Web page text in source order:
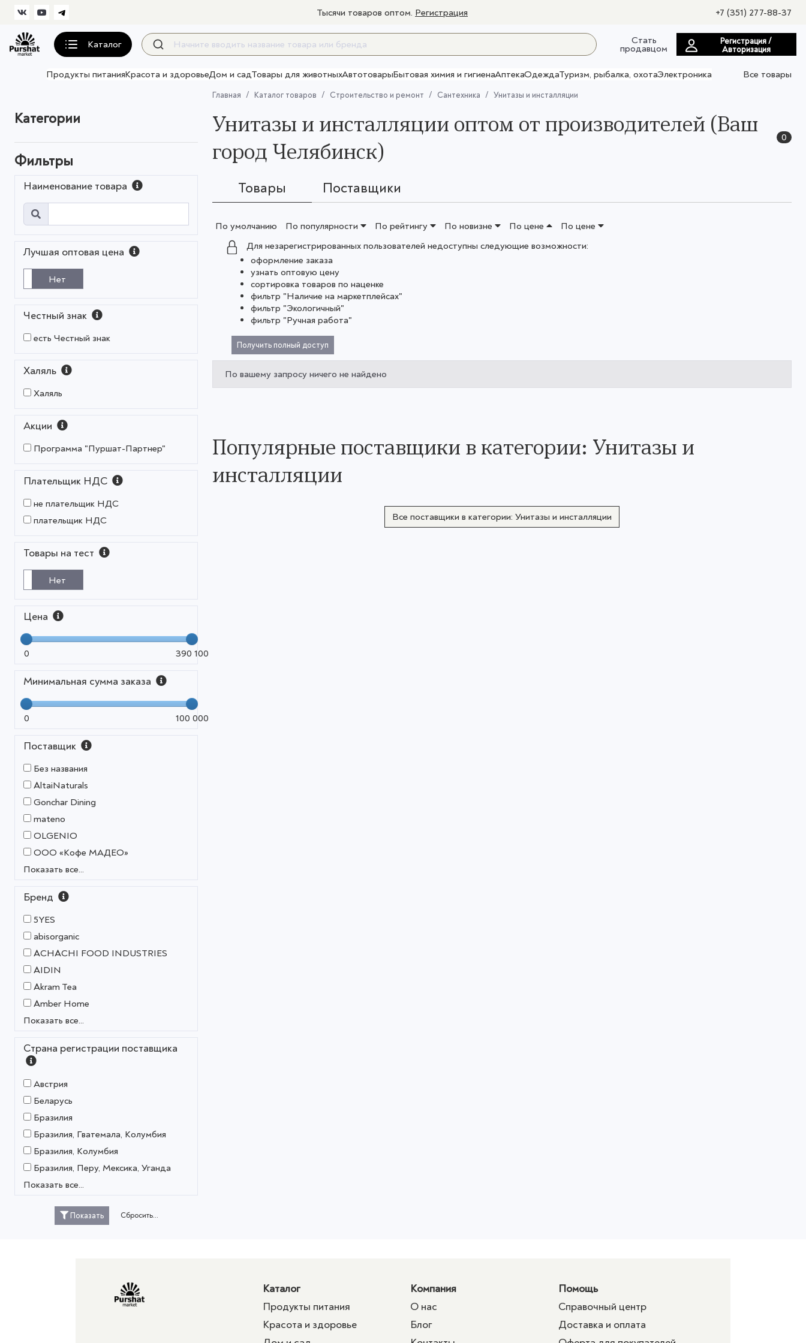
Тысячи товаров оптом. Регистрация +7 (351) 277-88-37
Каталог Стать
продавцом
Регистрация /
Авторизация
Продукты питанияКрасота и здоровьеДом и садТовары для животныхАвтотоварыБытовая химия и гигиенаАптекаОдеждаТуризм, рыбалка, охотаЭлектроника
Все товары
Главная Каталог товаров Строительство и ремонт Сантехника Унитазы и инсталляции
Категории
Фильтры
Наименование товара
Лучшая оптовая цена
Нет
Честный знак
есть Честный знак
Халяль
Халяль
Акции
Программа "Пуршат-Партнер"
Плательщик НДС
не плательщик НДС
плательщик НДС
Товары на тест
Нет
Цена
0 390 100
Минимальная сумма заказа
0 100 000
Поставщик
Без названия
AltaiNaturals
Gonchar Dining
mateno
OLGENIO
OOO «Кофе МАДЕО»
Показать все...
Бренд
5YES
abisorganic
ACHACHI FOOD INDUSTRIES
AIDIN
Akram Tea
Amber Home
Показать все...
Страна регистрации поставщика
Австрия
Беларусь
Бразилия
Бразилия, Гватемала, Колумбия
Бразилия, Колумбия
Бразилия, Перу, Мексика, Уганда
Показать все...
Показать Сбросить...
Унитазы и инсталляции оптом от производителей (Ваш
город Челябинск)
0
Товары Поставщики
По умолчанию По популярности По рейтингу По новизне По цене
По цене
Для незарегистрированных пользователей недоступны следующие возможности:
оформление заказа
узнать оптовую цену
сортировка товаров по наценке
фильтр "Наличие на маркетплейсах"
фильтр "Экологичный"
фильтр "Ручная работа"
Получить полный доступ
По вашему запросу ничего не найдено
Популярные поставщики в категории: Унитазы и
инсталляции
Все поставщики в категории: Унитазы и инсталляции
Каталог
Продукты питания
Красота и здоровье
Компания
О нас
Блог
Помощь
Справочный центр
Доставка и оплата